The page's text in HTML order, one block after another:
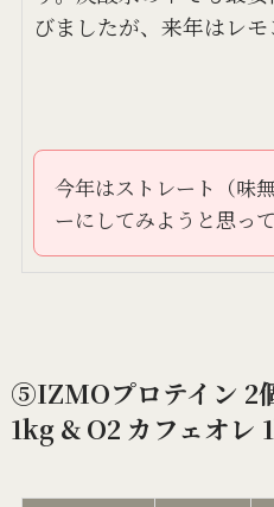
びましたが、来年はレ
今年はストレート（味
ーにしてみようと思っ
⑤IZMOプロテイン 2
1kg & O2 カフェオレ